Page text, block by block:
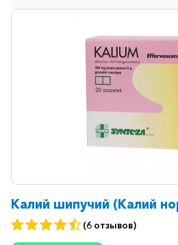
Калий шипучий (Калий
(6 отзывов)